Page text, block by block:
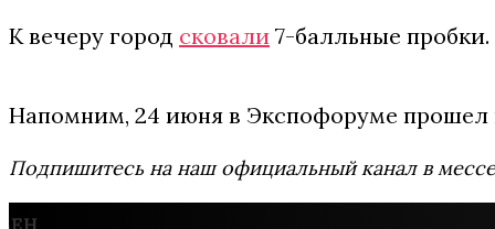
К вечеру город сковали 7-балльные пробки.
Напомним, 24 июня в Экспофоруме прошел
Подпишитесь на наш официальный канал в